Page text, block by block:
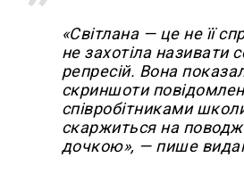
«Світлана — це не її
не захотіла називати
репресій. Вона
скриншоти
співробітниками
скаржиться на
дочкою», — пише